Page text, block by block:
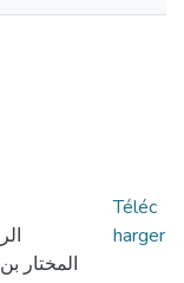
المختار
Téléc
harger